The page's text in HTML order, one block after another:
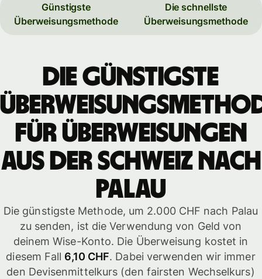
Günstigste
Überweisungsmethode
Die schnellste
Überweisungsmethode
Die günstigste
für Überweisungen
aus der Schweiz nach
Palau
Die günstigste Methode, um 2.000 CHF nach Palau
zu senden, ist die Verwendung von Geld von
deinem Wise-Konto. Die Überweisung kostet in
diesem Fall 6,10 CHF. Dabei verwenden wir immer
den Devisenmittelkurs (den fairsten Wechselkurs)